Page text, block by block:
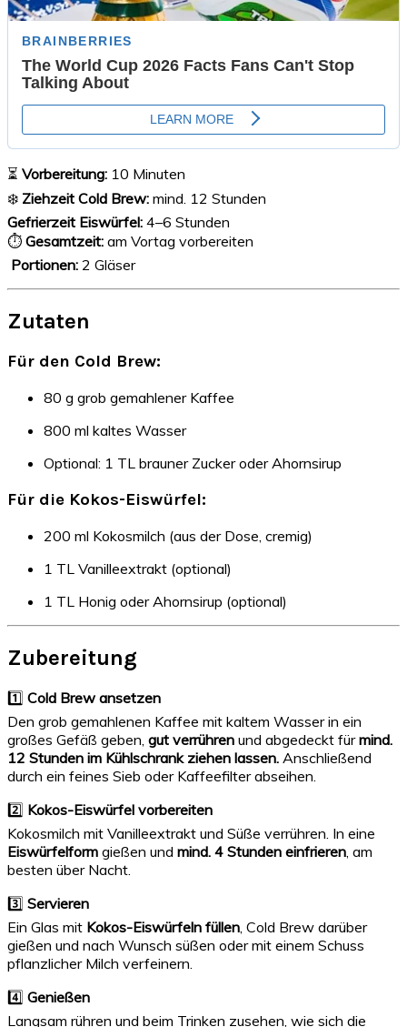
⏳ Vorbereitung: 10 Minuten
❄️ Ziehzeit Cold Brew: mind. 12 Stunden
Gefrierzeit Eiswürfel: 4–6 Stunden
⏱ Gesamtzeit: am Vortag vorbereiten
Portionen: 2 Gläser
Zutaten
Für den Cold Brew:
80 g grob gemahlener Kaffee
800 ml kaltes Wasser
Optional: 1 TL brauner Zucker oder Ahornsirup
Für die Kokos-Eiswürfel:
200 ml Kokosmilch (aus der Dose, cremig)
1 TL Vanilleextrakt (optional)
1 TL Honig oder Ahornsirup (optional)
Zubereitung
1️⃣ Cold Brew ansetzen
Den grob gemahlenen Kaffee mit kaltem Wasser in ein
großes Gefäß geben, gut verrühren und abgedeckt fürmind.
12 Stunden im Kühlschrank ziehen lassen. Anschließend
durch ein feines Sieb oder Kaffeefilter abseihen.
2️⃣ Kokos-Eiswürfel vorbereiten
Kokosmilch mit Vanilleextrakt und Süße verrühren. In eine
Eiswürfelform gießen und mind. 4 Stunden einfrieren, am
besten über Nacht.
3️⃣ Servieren
Ein Glas mit Kokos-Eiswürfeln füllen, Cold Brew darüber
gießen und nach Wunsch süßen oder mit einem Schuss
pflanzlicher Milch verfeinern.
4️⃣ Genießen
Langsam rühren und beim Trinken zusehen, wie sich die